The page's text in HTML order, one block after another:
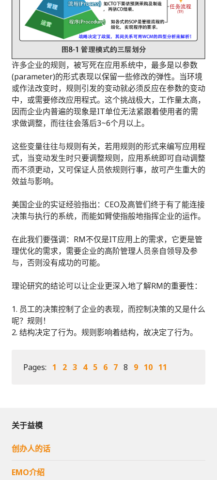
许多企业的规则，被写死在应用系统中，最多是以参数
(parameter)的形式表现以保留一些修改的弹性。当环境
或作法改变时，规则引发的变动就必须反应在参数的变动
中，或需要修改应用程式。这个挑战极大，工作量太高，
因而企业内普遍的现象是IT单位无法紧跟着使用者的需
求做调整，而往往会落后3~6个月以上。
这些变量往往与规则有关，若用规则的形式来编写应用程
式，当变动发生时只要调整规则，应用系统即可自动调整
而不须更动，又可保证人员依规则行事，故可产生重大的
效益与影响。
美国企业的实证经验指出：CEO及高管们终于有了能连接
决策与执行的系统，而能如臂使指般地指挥企业的运作。
在此我们要强调：RM不仅是IT应用上的需求，它更是管
理优化的需求，需要企业的高阶管理人员亲自领导及参
与，否则没有成功的可能。
理论研究的结论可以让企业更深入地了解RM的重要性：
员工的决策控制了企业的表现，而控制决策的又是什么
呢？规则！
结构决定了行为。规则影响着结构，故决定了行为。
Pages: 1 2 3 4 5 6 7 8 9 10 11
关于益模
创办人的话
EMO介绍